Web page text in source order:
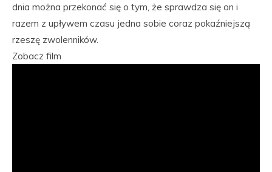
dnia można przekonać się o tym, że sprawdza się on i
razem z upływem czasu jedna sobie coraz pokaźniejszą
rzeszę zwolenników.
Zobacz film